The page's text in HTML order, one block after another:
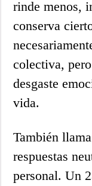
rinde menos,
conserva
colectiva,
desgaste
vida.
También
respuestas
personal. Un